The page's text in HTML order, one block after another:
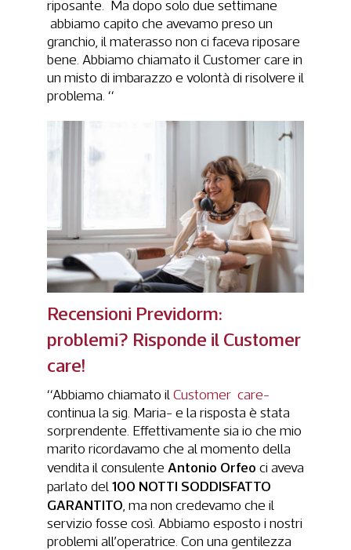
riposante. Ma dopo solo due settimane
abbiamo capito che avevamo preso un
granchio, il materasso non ci faceva riposare
bene. Abbiamo chiamato il Customer care in
un misto di imbarazzo e volontà di risolvere il
problema. “
Recensioni Previdorm:
problemi? Risponde il Customer
care!
“Abbiamo chiamato il Customer care-
continua la sig. Maria- e la risposta è stata
sorprendente. Effettivamente sia io che mio
marito ricordavamo che al momento della
vendita il consulente Antonio Orfeo ci aveva
parlato del 100 NOTTI SODDISFATTO
GARANTITO , ma non credevamo che il
servizio fosse così. Abbiamo esposto i nostri
problemi all’operatrice. Con una gentilezza